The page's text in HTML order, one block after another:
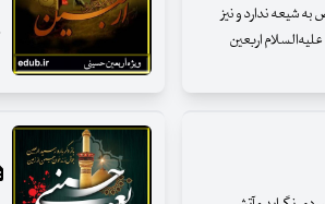
شیعه ندارد و نیز
اربعین